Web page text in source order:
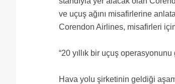
ve uçuş ağını misafirlerine
Corendon Airlines, misafirleri
“20 yıllık bir uçuş
Hava yolu şirketinin geldiği